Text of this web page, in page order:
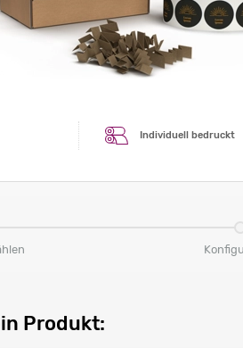
Individuell bedruckt
Produkt: